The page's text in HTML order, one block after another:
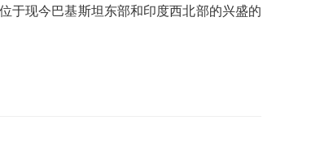
于现今巴基斯坦东部和印度西北部的兴盛的